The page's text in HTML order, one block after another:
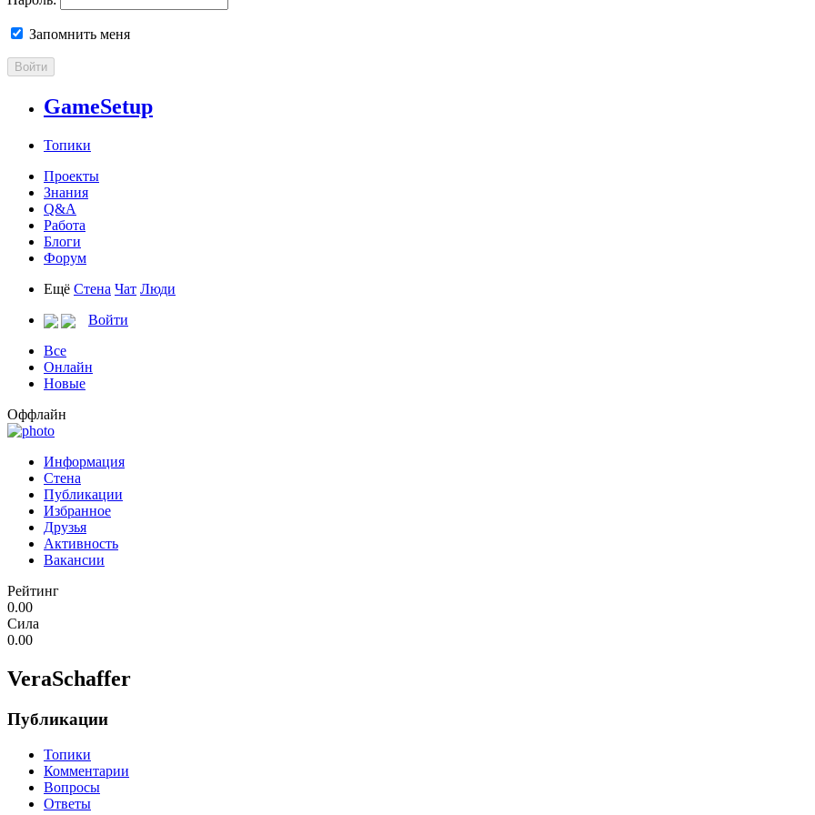
Запомнить меня
Войти
GameSetup
Топики
Проекты
Знания
Q&A
Работа
Блоги
Форум
Ещё Стена Чат Люди
Войти
Все
Онлайн
Новые
Оффлайн
Информация
Стена
Публикации
Избранное
Друзья
Активность
Вакансии
Рейтинг
0.00
Сила
0.00
VeraSchaffer
Публикации
Топики
Комментарии
Вопросы
Ответы